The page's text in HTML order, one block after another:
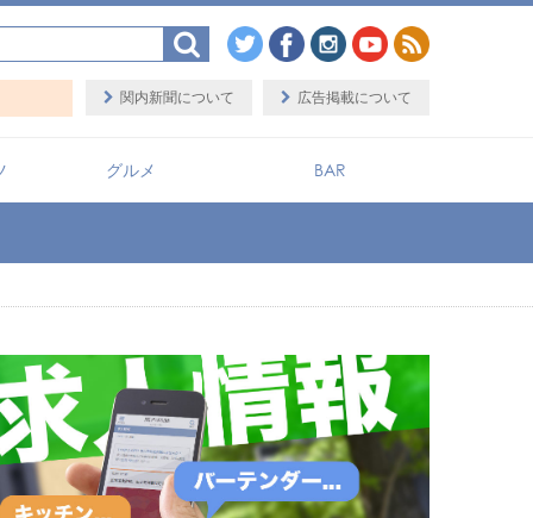
関内新聞について 広告掲載について
プ検索サイト「BaySHOPs（ベイショップス）」
グルメ BAR